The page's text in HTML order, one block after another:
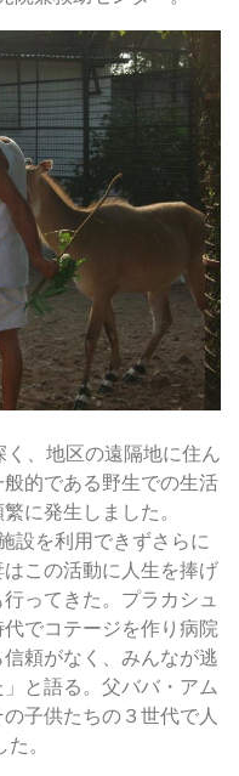
、地区の遠隔地に住ん
的である野生での生活
に発生しました。
設を利用できずさらに
この活動に人生を捧げ
ってきた。プラカシュ
でコテージを作り病院
頼がなく、みんなが逃
と語る。父ババ・アム
子供たちの３世代で人
。